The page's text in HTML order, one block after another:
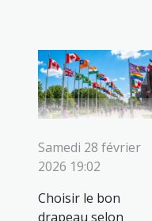
Samedi 28 février
2026 19:02
Choisir le bon
drapeau selon